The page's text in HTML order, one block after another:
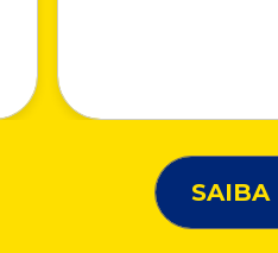
SAIBA